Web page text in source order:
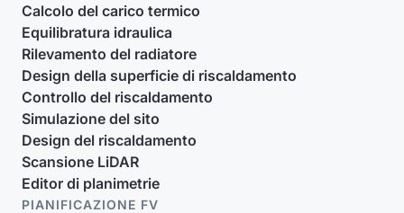
Calcolo del carico termico
Equilibratura idraulica
Rilevamento del radiatore
Design della superficie di riscaldamento
Controllo del riscaldamento
Simulazione del sito
Design del riscaldamento
Scansione LiDAR
Editor di planimetrie
PIANIFICAZIONE FV